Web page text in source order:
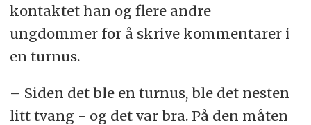
kontaktet han og flere andre
ungdommer for å skrive kommentarer i
en turnus.
– Siden det ble en turnus, ble det nesten
litt tvang - og det var bra. På den måten